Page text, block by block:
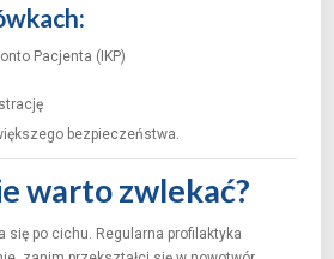
Pacjenta (IKP)
bezpieczeństwa.
warto zwlekać?
się po cichu. Regularna profilaktyka